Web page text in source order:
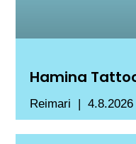
Hamina
Reimari 4.8.2026